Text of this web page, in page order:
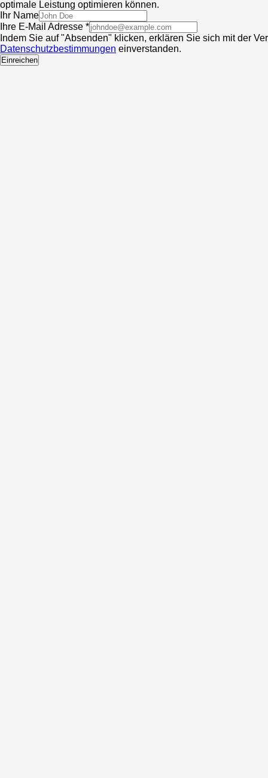
optimale Leistung optimieren können.
Ihr Name
Ihre E-Mail Adresse *
Indem Sie auf "Absenden" klicken, erklären Sie sich mit der
Datenschutzbestimmungen einverstanden.